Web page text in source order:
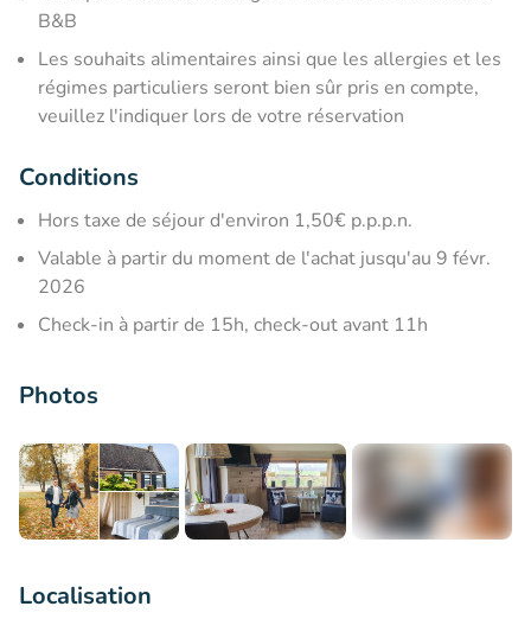
B&B
Les souhaits alimentaires ainsi que les allergies et les
régimes particuliers seront bien sûr pris en compte,
veuillez l'indiquer lors de votre réservation
Conditions
Hors taxe de séjour d'environ 1,50€ p.p.p.n.
Valable à partir du moment de l'achat jusqu'au 9 févr.
2026
Check-in à partir de 15h, check-out avant 11h
Photos
Localisation